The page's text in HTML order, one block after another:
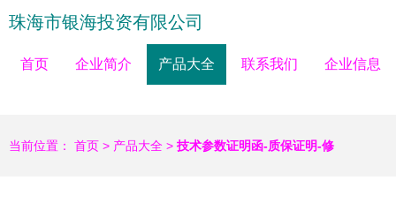
珠海市银海投资有限公司
首页 企业简介 产品大全 联系我们 企业信息
当前位置： 首页 > 产品大全 > 技术参数证明函-质保证明-修